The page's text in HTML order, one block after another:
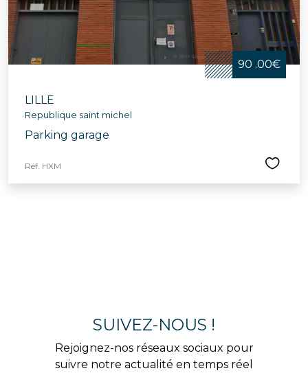
90 .00€
LILLE
Republique saint michel
Parking garage
Réf. HXM
SUIVEZ-NOUS !
Rejoignez-nos réseaux sociaux pour
suivre notre actualité en temps réel